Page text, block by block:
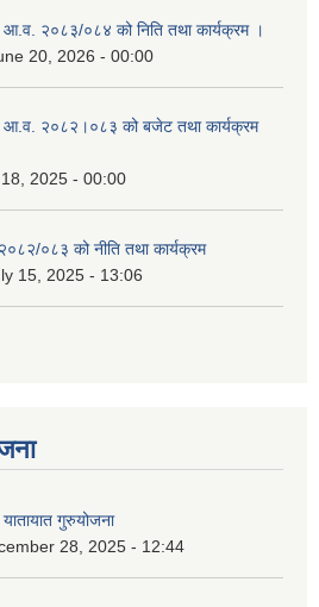
आ.व. २०८३/०८४ को निति तथा कार्यक्रम ।
20, 2026 - 00:00
आ.व. २०८२।०८३ को बजेट तथा कार्यक्रम
2025 - 00:00
०८३ को नीति तथा कार्यक्रम
15, 2025 - 13:06
गुरुयोजना
28, 2025 - 12:44